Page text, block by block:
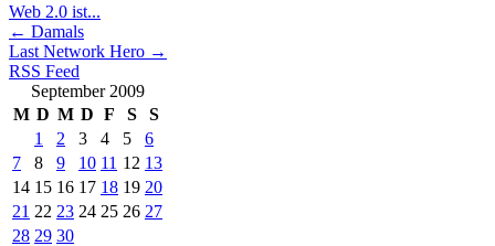
Web 2.0 ist...
← Damals
Last Network Hero →
RSS Feed
September 2009
M D M D F S
S
1
2 3 4 5
6
7
8 9 10 11 12 13
14 15 16 17 18 19 20
21 22 23 24 25 26 27
28 29 30